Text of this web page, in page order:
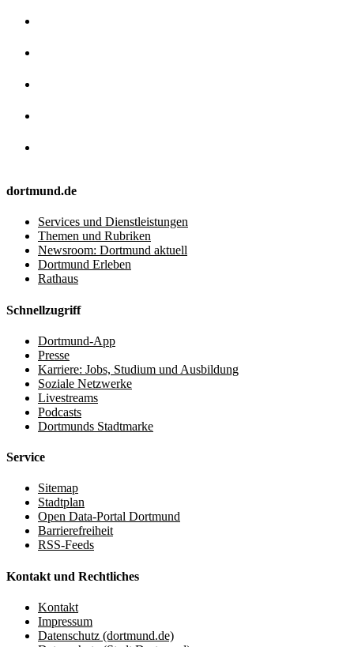
dortmund.de
Services und Dienstleistungen
Themen und Rubriken
Newsroom: Dortmund aktuell
Dortmund Erleben
Rathaus
Schnellzugriff
Dortmund-App
Presse
Karriere: Jobs, Studium und Ausbildung
Soziale Netzwerke
Livestreams
Podcasts
Dortmunds Stadtmarke
Service
Sitemap
Stadtplan
Open Data-Portal Dortmund
Barrierefreiheit
RSS-Feeds
Kontakt und Rechtliches
Kontakt
Impressum
Datenschutz (dortmund.de)